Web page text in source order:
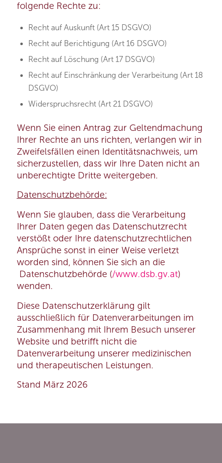
folgende Rechte zu:
Recht auf Auskunft (Art 15 DSGVO)
Recht auf Berichtigung (Art 16 DSGVO)
Recht auf Löschung (Art 17 DSGVO)
Recht auf Einschränkung der Verarbeitung (Art 18
DSGVO)
Widerspruchsrecht (Art 21 DSGVO)
Wenn Sie einen Antrag zur Geltendmachung
Ihrer Rechte an uns richten, verlangen wir in
Zweifelsfällen einen Identitätsnachweis, um
sicherzustellen, dass wir Ihre Daten nicht an
unberechtigte Dritte weitergeben.
Datenschutzbehörde:
Wenn Sie glauben, dass die Verarbeitung
Ihrer Daten gegen das Datenschutzrecht
verstößt oder Ihre datenschutzrechtlichen
Ansprüche sonst in einer Weise verletzt
worden sind, können Sie sich an die
Datenschutzbehörde (/www.dsb.gv.at)
wenden.
Diese Datenschutzerklärung gilt
ausschließlich für Datenverarbeitungen im
Zusammenhang mit Ihrem Besuch unserer
Website und betrifft nicht die
Datenverarbeitung unserer medizinischen
und therapeutischen Leistungen.
Stand März 2026